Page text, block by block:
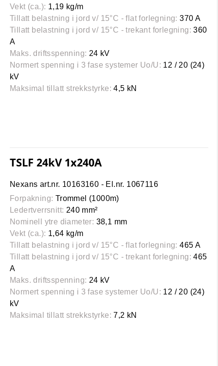
Vekt (ca.): 1,19 kg/m
Tillatt belastning i jord v/ 15°C - flat forlegning: 370 A
Tillatt belastning i jord v/ 15°C - trekant forlegning: 360
A
Maks. driftsspenning: 24 kV
Normert spenning i 3 fase systemer Uo/U: 12 / 20 (24)
kV
Maksimal tillatt strekkstyrke: 4,5 kN
TSLF 24kV 1x240A
Nexans art.nr. 10163160 - El.nr. 1067116
Forpakning: Trommel (1000m)
Ledertverrsnitt: 240 mm²
Nominell ytre diameter: 38,1 mm
Vekt (ca.): 1,64 kg/m
Tillatt belastning i jord v/ 15°C - flat forlegning: 465 A
Tillatt belastning i jord v/ 15°C - trekant forlegning: 465
A
Maks. driftsspenning: 24 kV
Normert spenning i 3 fase systemer Uo/U: 12 / 20 (24)
kV
Maksimal tillatt strekkstyrke: 7,2 kN